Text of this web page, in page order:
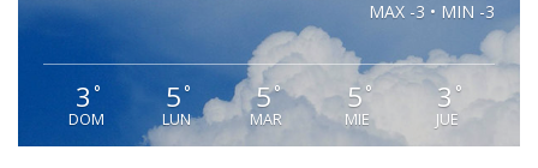
MAX -3 • MIN -3
3 °
DOM
5 °
LUN
5°
MAR
5 °
MIE
3 °
JUE